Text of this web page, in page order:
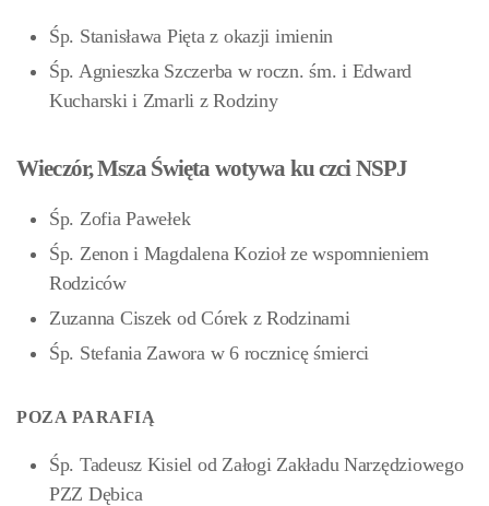
Śp. Stanisława Pięta z okazji imienin
Śp. Agnieszka Szczerba w roczn. śm. i Edward
Kucharski i Zmarli z Rodziny
Wieczór, Msza Święta wotywa ku czci NSPJ
Śp. Zofia Pawełek
Śp. Zenon i Magdalena Kozioł ze wspomnieniem
Rodziców
Zuzanna Ciszek od Córek z Rodzinami
Śp. Stefania Zawora w 6 rocznicę śmierci
POZA PARAFIĄ
Śp. Tadeusz Kisiel od Załogi Zakładu Narzędziowego
PZZ Dębica